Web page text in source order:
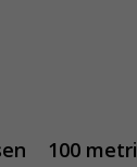
100